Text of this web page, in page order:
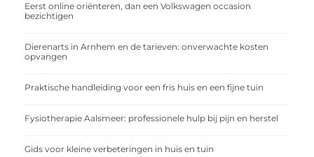
Eerst online oriënteren, dan een Volkswagen occasion
bezichtigen
Dierenarts in Arnhem en de tarieven: onverwachte kosten
opvangen
Praktische handleiding voor een fris huis en een fijne tuin
Fysiotherapie Aalsmeer: professionele hulp bij pijn en herstel
Gids voor kleine verbeteringen in huis en tuin